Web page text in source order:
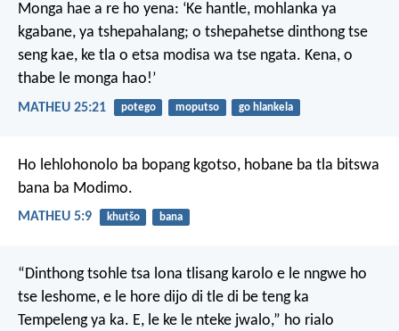
Monga hae a re ho yena: ‘Ke hantle, mohlanka ya
kgabane, ya tshepahalang; o tshepahetse dinthong tse
seng kae, ke tla o etsa modisa wa tse ngata. Kena, o
thabe le monga hao!’
MATHEU 25:21 potego moputso go hlankela
Ho lehlohonolo ba bopang kgotso, hobane ba tla bitswa
bana ba Modimo.
MATHEU 5:9 khutšo bana
“Dinthong tsohle tsa lona tlisang karolo e le nngwe ho
tse leshome, e le hore dijo di tle di be teng ka
Tempeleng ya ka. E, le ke le nteke jwalo,” ho rialo